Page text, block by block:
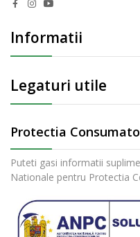
Informatii
Legaturi utile
Protectia
Puteti gasi informatii
Nationale pentru Protectia